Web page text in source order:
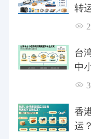
转
台
中
香
运